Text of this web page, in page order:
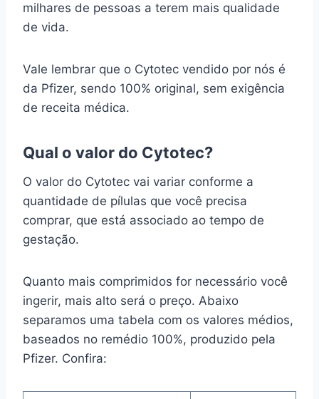
milhares de pessoas a terem mais qualidade
de vida.
Vale lembrar que o Cytotec vendido por nós é
da Pfizer, sendo 100% original, sem exigência
de receita médica.
Qual o valor do Cytotec?
O valor do Cytotec vai variar conforme a
quantidade de pílulas que você precisa
comprar, que está associado ao tempo de
gestação.
Quanto mais comprimidos for necessário você
ingerir, mais alto será o preço. Abaixo
separamos uma tabela com os valores médios,
baseados no remédio 100%, produzido pela
Pfizer. Confira: